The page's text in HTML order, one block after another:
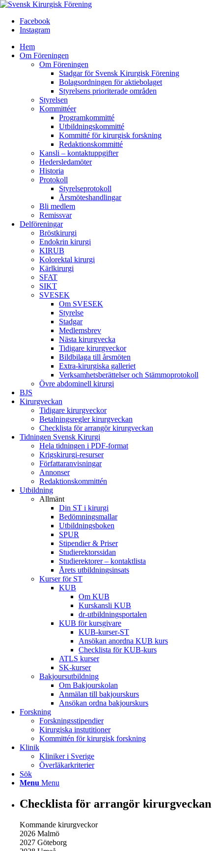
Facebook
Instagram
Hem
Om Föreningen
Om Föreningen
Stadgar för Svensk Kirurgisk Förening
Bolagsordningen för aktiebolaget
Styrelsens prioriterade områden
Styrelsen
Kommittéer
Programkommitté
Utbildningskommitté
Kommitté för kirurgisk forskning
Redaktionskommitté
Kansli – kontaktuppgifter
Hedersledamöter
Historia
Protokoll
Styrelseprotokoll
Årsmöteshandlingar
Bli medlem
Remissvar
Delföreningar
Bröstkirurgi
Endokrin kirurgi
KIRUB
Kolorektal kirurgi
Kärlkirurgi
SFAT
SIKT
SVESEK
Om SVESEK
Styrelse
Stadgar
Medlemsbrev
Nästa kirurgvecka
Tidigare kirurgveckor
Bildbilaga till årsmöten
Extra-kirurgiska galleriet
Verksamhetsberättelser och Stämmoprotokoll
Övre abdominell kirurgi
BJS
Kirurgveckan
Tidigare kirurgveckor
Betalningsregler kirurgveckan
Checklista för arrangör kirurgveckan
Tidningen Svensk Kirurgi
Hela tidningen i PDF-format
Krigskirurgi-resurser
Författaranvisningar
Annonser
Redaktionskommittén
Utbildning
Allmänt
Din ST i kirurgi
Bedömningsmallar
Utbildningsboken
SPUR
Stipendier & Priser
Studierektorssidan
Studierektorer – kontaktlista
Årets utbildningsinsats
Kurser för ST
KUB
Om KUB
Kurskansli KUB
dr-utbildningsportalen
KUB för kursgivare
KUB-kurser-ST
Ansökan anordna KUB kurs
Checklista för KUB-kurs
ATLS kurser
SK-kurser
Bakjoursutbildning
Om Bakjourskolan
Anmälan till bakjourskurs
Ansökan ordna bakjourskurs
Forskning
Forskningsstipendier
Kirurgiska instutitioner
Kommittén för kirurgisk forskning
Klinik
Kliniker i Sverige
Överläkarkriterier
Sök
Menu Menu
Checklista för arrangör kirurgveckan
Kommande kirurgveckor
2026 Malmö
2027 Göteborg